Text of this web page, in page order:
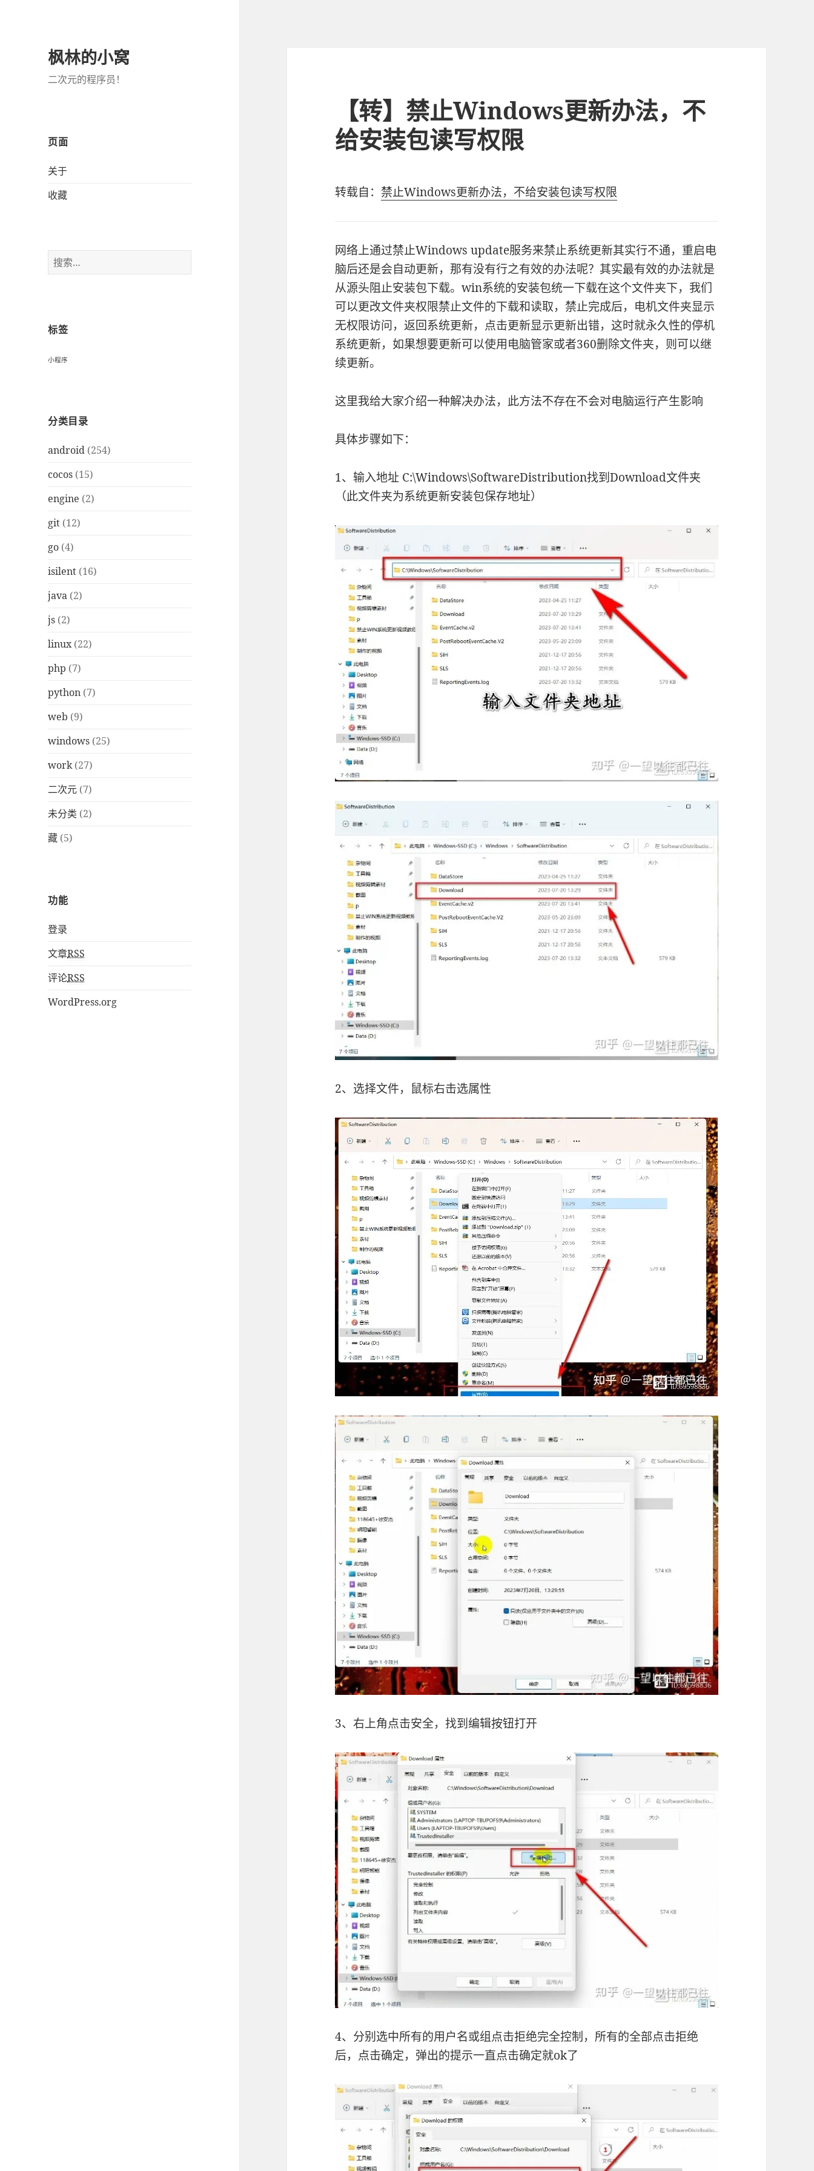
枫林的小窝
二次元的程序员！
页面
关于
收藏
搜
索
标签
小程序
分类目录
android (254)
cocos (15)
engine (2)
git (12)
go (4)
isilent (16)
java (2)
js (2)
linux(22)
php (7)
python (7)
web (9)
windows (25)
work(27)
二次元 (7)
未分类 (2)
藏 (5)
功能
登录
文章RSS
评论RSS
WordPress.org
【转】禁止Windows更新办法，不
给安装包读写权限
转载自： 禁止Windows更新办法，不给安装包读写权限
网络上通过禁止Windows update服务来禁止系统更新其实行不通，重启电
脑后还是会自动更新，那有没有行之有效的办法呢？其实最有效的办法就是
从源头阻止安装包下载。win系统的安装包统一下载在这个文件夹下，我们
可以更改文件夹权限禁止文件的下载和读取，禁止完成后，电机文件夹显示
无权限访问，返回系统更新，点击更新显示更新出错，这时就永久性的停机
系统更新，如果想要更新可以使用电脑管家或者360删除文件夹，则可以继
续更新。
这里我给大家介绍一种解决办法，此方法不存在不会对电脑运行产生影响
具体步骤如下：
1、输入地址 C:\Windows\SoftwareDistribution找到Download文件夹
（此文件夹为系统更新安装包保存地址）
2、选择文件，鼠标右击选属性
3、右上角点击安全，找到编辑按钮打开
4、分别选中所有的用户名或组点击拒绝完全控制，所有的全部点击拒绝
后，点击确定，弹出的提示一直点击确定就ok了